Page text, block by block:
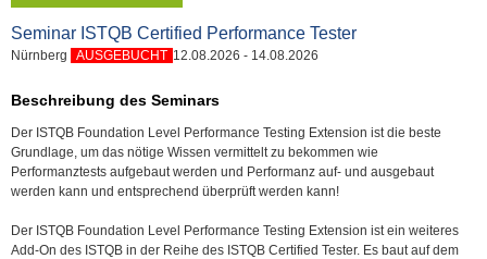
Seminar ISTQB Certified Performance Tester
12.08.2026 - 14.08.2026
Nürnberg AUSGEBUCHT
Beschreibung des Seminars
Der ISTQB Foundation Level Performance Testing Extension ist die beste
Grundlage, um das nötige Wissen vermittelt zu bekommen wie
Performanztests aufgebaut werden und Performanz auf- und ausgebaut
werden kann und entsprechend überprüft werden kann!
Der ISTQB Foundation Level Performance Testing Extension ist ein weiteres
Add-On des ISTQB in der Reihe des ISTQB Certified Tester. Es baut auf dem